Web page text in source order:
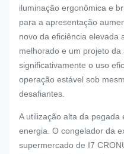
iluminação ergonômica e
para a apresentação
novo da eficiência elevada
melhorado e um projeto
significativamente o uso
operação estável sob
desafiantes.
A utilização alta da pegada
energia. O congelador da
supermercado de I7